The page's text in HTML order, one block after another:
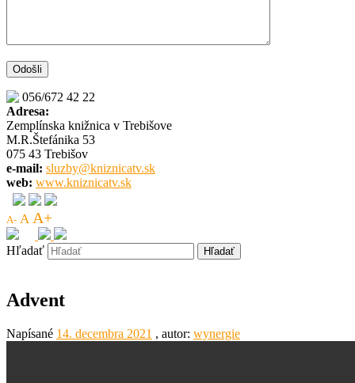
056/672 42 22
Adresa:
Zemplínska knižnica v Trebišove
M.R.Štefánika 53
075 43 Trebišov
e-mail: sluzby@kniznicatv.sk
web: www.kniznicatv.sk
A- A A+
Hľadať
Advent
Napísané 14. decembra 2021 , autor: wynergie